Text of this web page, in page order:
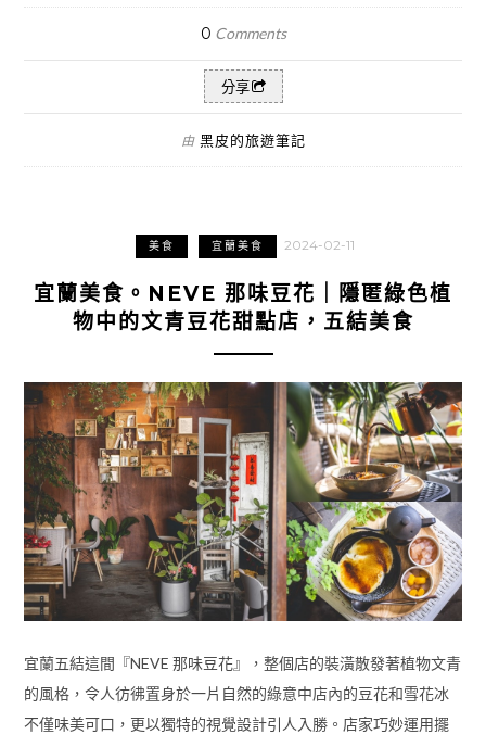
0 Comments
分享
由 黑皮的旅遊筆記
美食 宜蘭美食 2024-02-11
宜蘭美食。NEVE 那味豆花｜隱匿綠色植
物中的文青豆花甜點店，五結美食
宜蘭五結這間『NEVE 那味豆花』，整個店的裝潢散發著植物文青
的風格，令人彷彿置身於一片自然的綠意中店內的豆花和雪花冰
不僅味美可口，更以獨特的視覺設計引人入勝。店家巧妙運用擺